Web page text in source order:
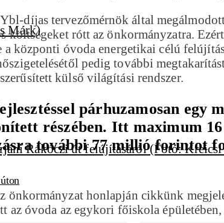
díjas tervezőmérnök által
költségeket rótt az önkormányzatra.
a központi óvoda energetikai célú
pedig további
külső világítási rendszer.
párhuzamosan egy
részében. Itt maximum
további 77 millió forintot
önkormányzat honlapján cikkünk
az óvoda az egykori főiskola